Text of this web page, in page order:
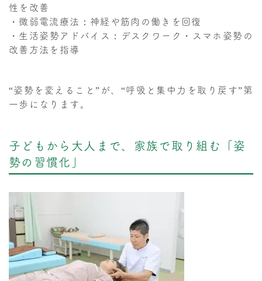
性を改善
・微弱電流療法：神経や筋肉の働きを回復
・生活姿勢アドバイス：デスクワーク・スマホ姿勢の
改善方法を指導
“姿勢を変えること”が、“呼吸と集中力を取り戻す”第
一歩になります。
子どもから大人まで、家族で取り組む「姿
勢の習慣化」